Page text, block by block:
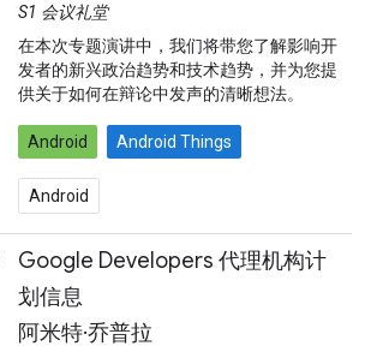
S1 会议礼堂
在本次专题演讲中，我们将带您了解影响开
发者的新兴政治趋势和技术趋势，并为您提
供关于如何在辩论中发声的清晰想法。
Android Android Things
Android
Google Developers 代理机构计
划信息
阿米特·乔普拉